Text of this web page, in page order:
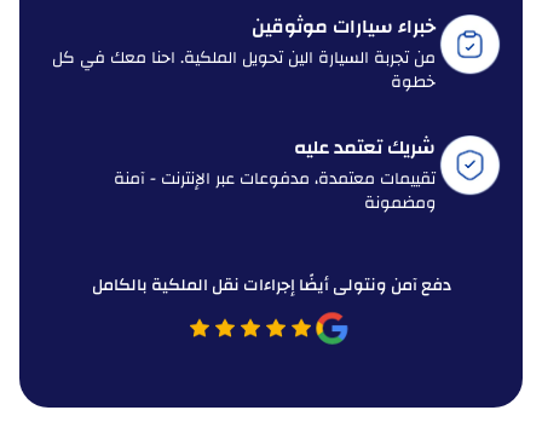
خبراء سيارات موثوقين
من تجربة السيارة الين تحويل الملكية. احنا معك في كل
خطوة
شريك تعتمد عليه
تقييمات معتمدة، مدفوعات عبر الإنترنت - آمنة
ومضمونة
دفع آمن ونتولى أيضًا إجراءات نقل الملكية بالكامل